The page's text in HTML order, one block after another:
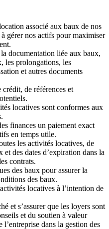
associé aux baux de nos
gérer nos actifs pour maximiser
documentation liée aux baux,
les prolongations, les
et autres documents
de références et
locatives sont conformes aux
finances un paiement exact
en temps utile.
les activités locatives, de
et des dates d’expiration dans la
contrats.
des baux pour assurer la
des baux.
locatives à l’intention de
et s’assurer que les loyers sont
et du soutien à valeur
l’entreprise dans la gestion des